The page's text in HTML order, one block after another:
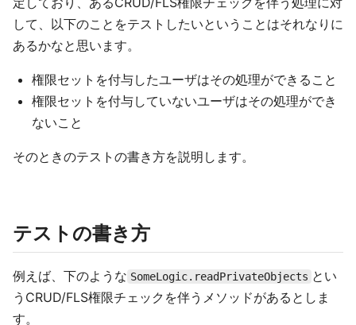
して、以下のことをテストしたいということはそれなりに
あるかなと思います。
権限セットを付与したユーザはその処理ができること
権限セットを付与していないユーザはその処理ができ
ないこと
そのときのテストの書き方を説明します。
テストの書き方
例えば、下のような SomeLogic.readPrivateObjects とい
うCRUD/FLS権限チェックを伴うメソッドがあるとしま
す。